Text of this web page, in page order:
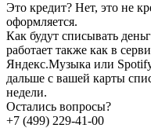
Это кредит? Нет, это не
оформляется.
Как будут списывать
работает также как в
Яндекс.Музыка или
дальше с вашей карты
недели.
Остались вопросы?
+7 (499) 229-41-00